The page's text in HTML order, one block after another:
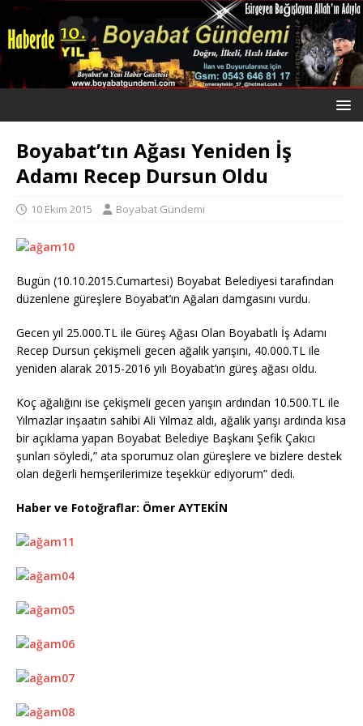
Boyabat’tın Ağası Yeniden İş
Adamı Recep Dursun Oldu
10 Ekim 2015 Boyabat Gündemi
Bugün (10.10.2015.Cumartesi) Boyabat Belediyesi tarafından
düzenlene güreşlere Boyabat’ın Ağaları damgasını vurdu.
Gecen yıl 25.000.TL ile Güreş Ağası Olan Boyabatlı İş Adamı
Recep Dursun çekişmeli gecen ağalık yarışını, 40.000.TL ile
yeniden alarak 2015-2016 yılı Boyabat’ın güreş ağası oldu.
Koç ağalığını ise çekişmeli gecen yarışın ardından 10.500.TL ile
Yılmazlar inşaatın sahibi Ali Yılmaz aldı, ağalık yarışı ardında kısa
bir açıklama yapan Boyabat Belediye Başkanı Şefik Çakıcı
şunları söyledi,” ata sporumuz olan güreşlere ve bizlere destek
olan değerli hemşerilerimize teşekkür ediyorum” dedi.
Haber ve Fotoğraflar: Ömer AYTEKİN